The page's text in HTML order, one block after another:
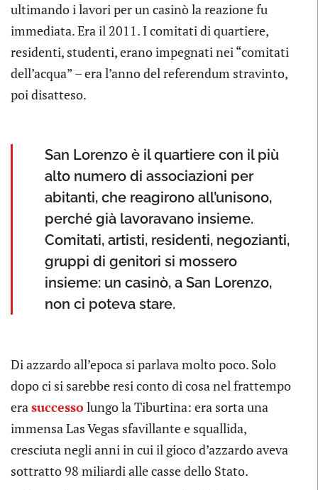
ultimando i lavori per un casinò la reazione fu
immediata. Era il 2011. I comitati di quartiere,
residenti, studenti, erano impegnati nei “comitati
dell’acqua” – era l’anno del referendum stravinto,
poi disatteso.
San Lorenzo è il quartiere con il più
alto numero di associazioni per
abitanti, che reagirono all’unisono,
perché già lavoravano insieme.
Comitati, artisti, residenti, negozianti,
gruppi di genitori si mossero
insieme: un casinò, a San Lorenzo,
non ci poteva stare.
Di azzardo all’epoca si parlava molto poco. Solo
dopo ci si sarebbe resi conto di cosa nel frattempo
erasuccessolungo la Tiburtina: era sorta una
immensa Las Vegas sfavillante e squallida,
cresciuta negli anni in cui il gioco d’azzardo aveva
sottratto 98 miliardi alle casse dello Stato.